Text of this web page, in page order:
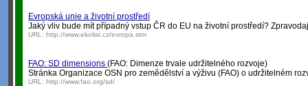
Evropská unie a životní prostředí
Jaký vliv bude mít případný vstup ČR do EU na životní prostředí?
URL: http://www.ekolist.cz/evropa.stm
FAO: SD dimensions (FAO: Dimenze trvale udržitelného rozvoje)
Stránka Organizace OSN pro zemědělství a výživu (FAO) o udržitelném
URL: http://www.fao.org/sd/